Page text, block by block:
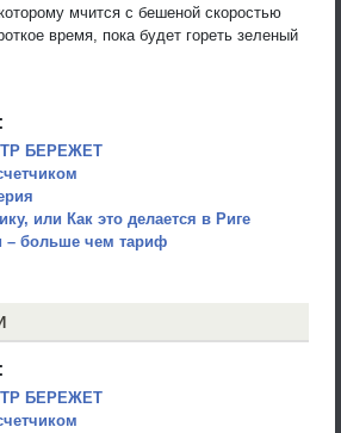
мчится с бешеной скоростью
время, пока будет гореть зеленый
БЕРЕЖЕТ
или Как это делается в Риге
– больше чем тариф
БЕРЕЖЕТ